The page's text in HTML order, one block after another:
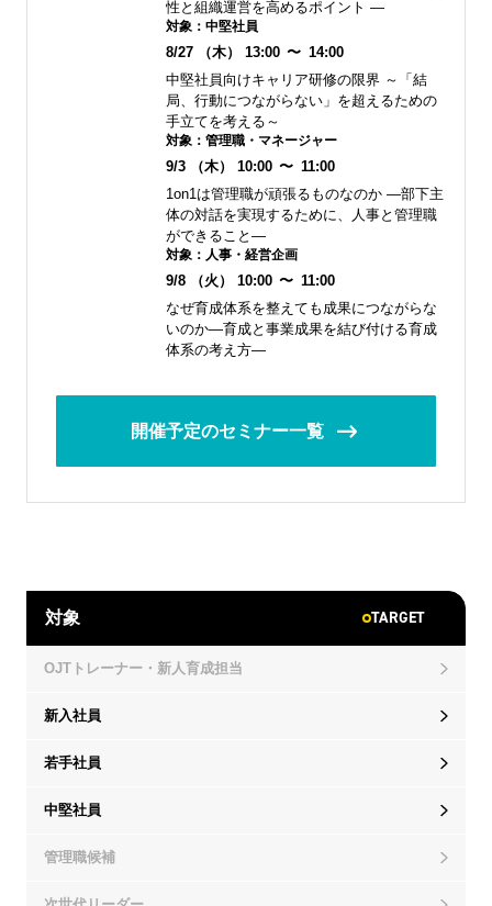
性と組織運営を高めるポイント ―
対象： 中堅社員
8/27 （木） 13:00 〜 14:00
中堅社員向けキャリア研修の限界 ～「結
局、行動につながらない」を超えるための
手立てを考える～
対象： 管理職・マネージャー
9/3 （木） 10:00 〜 11:00
1on1は管理職が頑張るものなのか ―部下主
体の対話を実現するために、人事と管理職
ができること―
対象： 人事・経営企画
9/8 （火） 10:00 〜 11:00
なぜ育成体系を整えても成果につながらな
いのか―育成と事業成果を結び付ける育成
体系の考え方―
開催予定のセミナー一覧
対象 TARGET
OJTトレーナー・新人育成担当
新入社員
若手社員
中堅社員
管理職候補